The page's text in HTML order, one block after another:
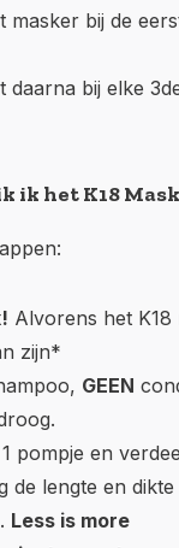
masker bij de
daarna bij elke
ik het K18
Alvorens het
zijn*
GEEN
pompje en
de lengte en
Less is more